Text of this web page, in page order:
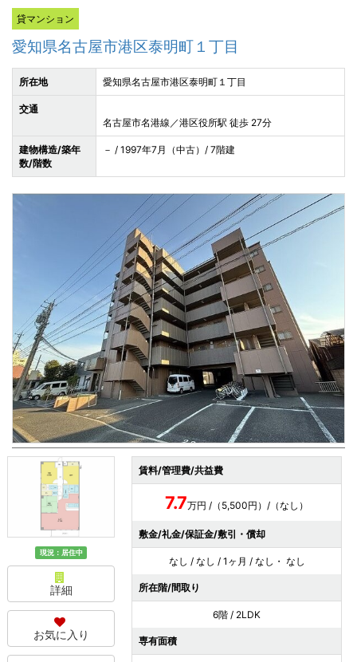
貸マンション
愛知県名古屋市港区泰明町１丁目
所在地 愛知県名古屋市港区泰明町１丁目
交通
名古屋市名港線／港区役所駅 徒歩 27分
建物構造/築年
数/階数
－ / 1997年7月（中古）/ 7階建
現況：居住中
詳細
お気に入り
賃料/管理費/共益費
7.7万円 /（5,500円）/（なし）
敷金/礼金/保証金/敷引・償却
なし / なし / 1ヶ月 / なし・ なし
所在階/間取り
6階 / 2LDK
専有面積